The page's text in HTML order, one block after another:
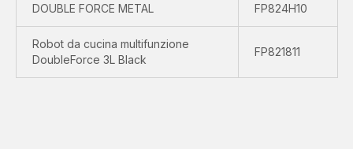
DOUBLE FORCE METAL FP824H10
Robot da cucina multifunzione
DoubleForce 3L Black
FP821811